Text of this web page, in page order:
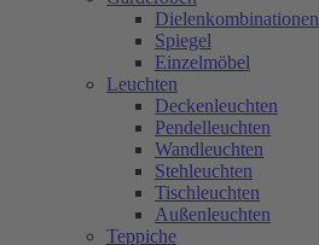
Dielenkombinationen
Spiegel
Einzelmöbel
Leuchten
Deckenleuchten
Pendelleuchten
Wandleuchten
Stehleuchten
Tischleuchten
Außenleuchten
Teppiche